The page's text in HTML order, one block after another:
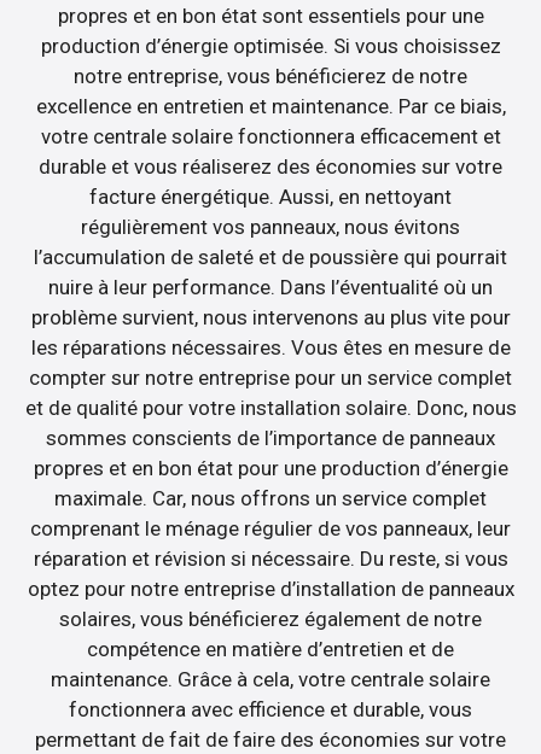
propres et en bon état sont essentiels pour une
production d’énergie optimisée. Si vous choisissez
notre entreprise, vous bénéficierez de notre
excellence en entretien et maintenance. Par ce biais,
votre centrale solaire fonctionnera efficacement et
durable et vous réaliserez des économies sur votre
facture énergétique. Aussi, en nettoyant
régulièrement vos panneaux, nous évitons
l’accumulation de saleté et de poussière qui pourrait
nuire à leur performance. Dans l’éventualité où un
problème survient, nous intervenons au plus vite pour
les réparations nécessaires. Vous êtes en mesure de
compter sur notre entreprise pour un service complet
et de qualité pour votre installation solaire. Donc, nous
sommes conscients de l’importance de panneaux
propres et en bon état pour une production d’énergie
maximale. Car, nous offrons un service complet
comprenant le ménage régulier de vos panneaux, leur
réparation et révision si nécessaire. Du reste, si vous
optez pour notre entreprise d’installation de panneaux
solaires, vous bénéficierez également de notre
compétence en matière d’entretien et de
maintenance. Grâce à cela, votre centrale solaire
fonctionnera avec efficience et durable, vous
permettant de fait de faire des économies sur votre